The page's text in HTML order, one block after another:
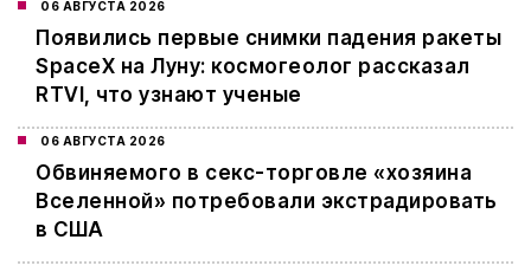
06 АВГУСТА 2026
Появились первые снимки падения ракеты
SpaceX на Луну: космогеолог рассказал
RTVI, что узнают ученые
06 АВГУСТА 2026
Обвиняемого в секс-торговле «хозяина
Вселенной» потребовали экстрадировать
в США